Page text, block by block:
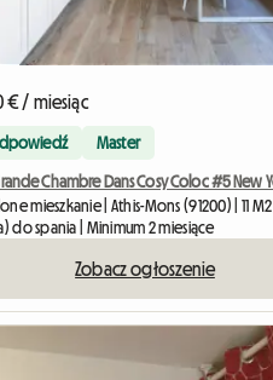
€ / miesiąc
Master
mieszkanie | Athis-Mons (91200) | 11 M2
do spania | Minimum 2 miesiące
Zobacz ogłoszenie